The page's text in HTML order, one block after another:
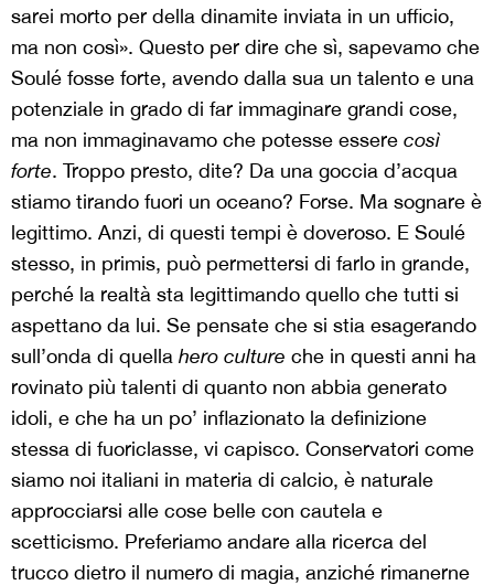
sarei morto per della dinamite inviata in un ufficio,
ma non così». Questo per dire che sì, sapevamo che
Soulé fosse forte, avendo dalla sua un talento e una
potenziale in grado di far immaginare grandi cose,
ma non immaginavamo che potesse essere così
forte. Troppo presto, dite? Da una goccia d’acqua
stiamo tirando fuori un oceano? Forse. Ma sognare è
legittimo. Anzi, di questi tempi è doveroso. E Soulé
stesso, in primis, può permettersi di farlo in grande,
perché la realtà sta legittimando quello che tutti si
aspettano da lui. Se pensate che si stia esagerando
sull’onda di quella hero culture che in questi anni ha
rovinato più talenti di quanto non abbia generato
idoli, e che ha un po’ inflazionato la definizione
stessa di fuoriclasse, vi capisco. Conservatori come
siamo noi italiani in materia di calcio, è naturale
approcciarsi alle cose belle con cautela e
scetticismo. Preferiamo andare alla ricerca del
trucco dietro il numero di magia, anziché rimanerne